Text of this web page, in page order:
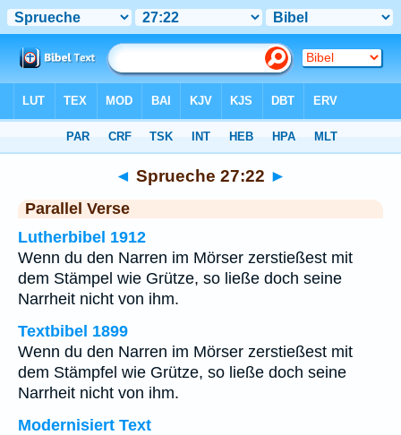
◄ Sprueche 27:22 ►
Parallel Verse
Lutherbibel 1912
Wenn du den Narren im Mörser zerstießest mit
dem Stämpel wie Grütze, so ließe doch seine
Narrheit nicht von ihm.
Textbibel 1899
Wenn du den Narren im Mörser zerstießest mit
dem Stämpfel wie Grütze, so ließe doch seine
Narrheit nicht von ihm.
Modernisiert Text